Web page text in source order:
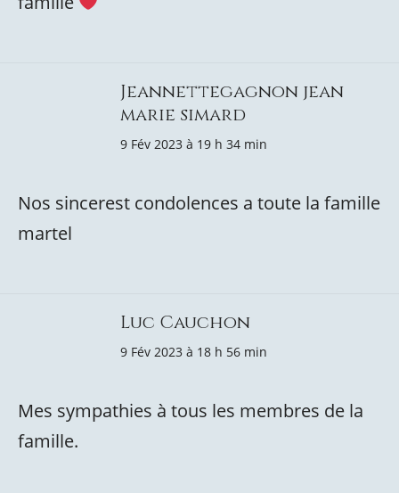
Jeannettegagnon jean
marie simard
9 Fév 2023 à 19 h 34 min
Nos sincerest condolences a toute la famille
martel
Luc Cauchon
9 Fév 2023 à 18 h 56 min
Mes sympathies à tous les membres de la
famille.